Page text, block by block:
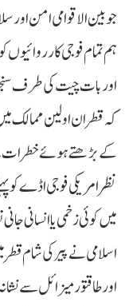
جو بین الاقوامی امن اور
ہم تمام فوجی
اور بات چیت کی طرف
کہ قطر ان اولین
کے بڑھتے ہوئے خطرات
نظر امریکی فوجی اڈے کو
میں کوئی زخمی یا انسانی
اسلامی نے پیر کی شام قطر
اور طاقتور میزائل سے نشانہ